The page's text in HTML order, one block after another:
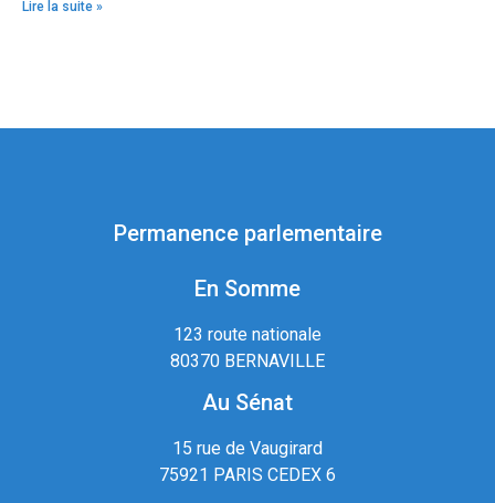
Lire la suite »
Permanence parlementaire
En Somme
123 route nationale
80370 BERNAVILLE
Au Sénat
15 rue de Vaugirard
75921 PARIS CEDEX 6